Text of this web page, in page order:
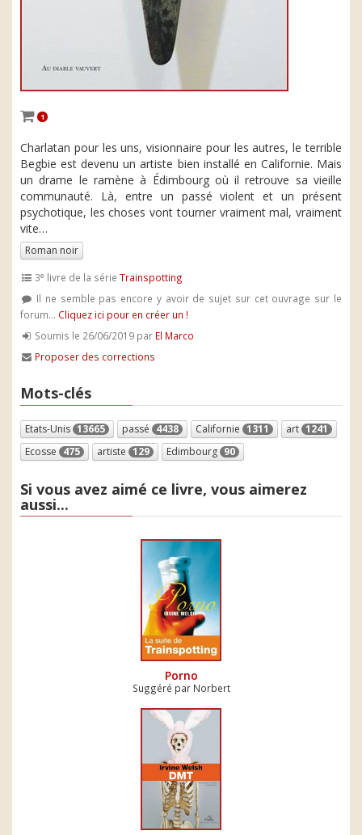
1
Charlatan pour les uns, visionnaire pour les autres, le terrible
Begbie est devenu un artiste bien installé en Californie. Mais
un drame le ramène à Édimbourg où il retrouve sa vieille
communauté. Là, entre un passé violent et un présent
psychotique, les choses vont tourner vraiment mal, vraiment
vite…
Roman noir
3e livre de la sérieTrainspotting
Il ne semble pas encore y avoir de sujet sur cet ouvrage sur le
forum... Cliquez ici pour en créer un !
Soumis le 26/06/2019 par El Marco
Proposer des corrections
Mots-clés
Etats-Unis 13665 passé 4438 Californie 1311 art 1241
Ecosse 475 artiste 129 Edimbourg 90
Si vous avez aimé ce livre, vous aimerez
aussi...
Porno
Suggéré par Norbert